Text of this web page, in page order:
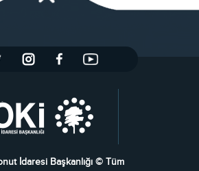
İdaresi Başkanlığı © Tüm